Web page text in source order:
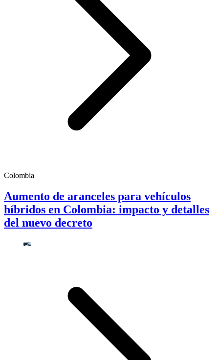
Colombia
Aumento de aranceles para vehículos
híbridos en Colombia: impacto y detalles
del nuevo decreto